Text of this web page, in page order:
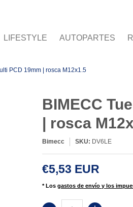
LIFESTYLE AUTOPARTES
PCD 19mm | rosca M12x1.5
BIMECC
| rosca
Bimecc SKU: DV6LE
€5,53 EUR
* Losgastos de envío y los
Cantidad